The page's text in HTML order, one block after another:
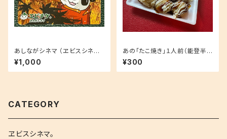
あしながシネマ （ヱビスシネマ
子供用映画鑑賞券）
¥1,000
あの「たこ焼き」１人前（能登半
島炊き出し）
¥300
CATEGORY
ヱビスシネマ。